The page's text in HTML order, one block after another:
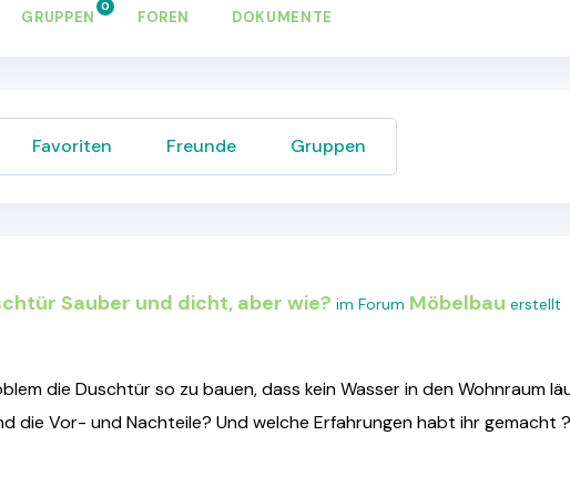
GRUPPEN
0
FOREN DOKUMENTE
Favoriten Freunde Gruppen
Sauber und dicht, aber wie? im Forum Möbelbau erstellt
die Duschtür so zu bauen, dass kein Wasser in den Wohnraum
die Vor- und Nachteile? Und welche Erfahrungen habt ihr gemacht